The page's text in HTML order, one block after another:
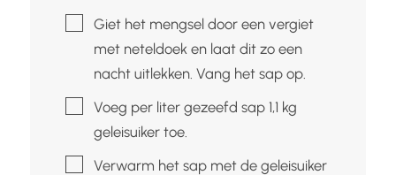
▢
Giet het mengsel door een vergiet
met neteldoek en laat dit zo een
nacht uitlekken. Vang het sap op.
▢Voeg per liter gezeefd sap 1,1 kg
geleisuiker toe.
▢Verwarm het sap met de geleisuiker